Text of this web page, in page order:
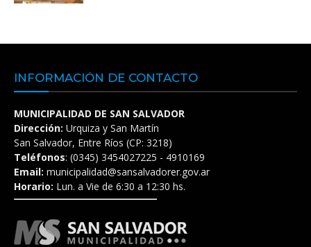
INFORMACIÓN DE CONTACTO
MUNICIPALIDAD DE SAN SALVADOR
Dirección: Urquiza y San Martín
San Salvador, Entre Ríos (CP: 3218)
Teléfonos: (0345) 3454027225 - 4910169
Email: municipalidad@sansalvadorer.gov.ar
Horario: Lun. a Vie de 6:30 a 12:30 hs.